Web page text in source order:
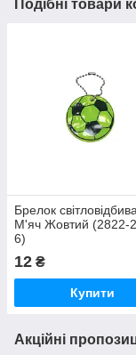
Подібні товари
Брелок
М'яч Жовтий (2822-
6)
12 ₴
Купити
Акційні